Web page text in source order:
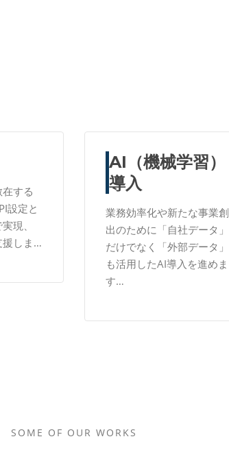
する
設定と
現、
援しま…
AI（機械学習）
導入
業務効率化や新たな事業創
出のために「自社データ」
だけでなく「外部データ」
も活用したAI導入を進めま
す…
SOME OF OUR WORKS